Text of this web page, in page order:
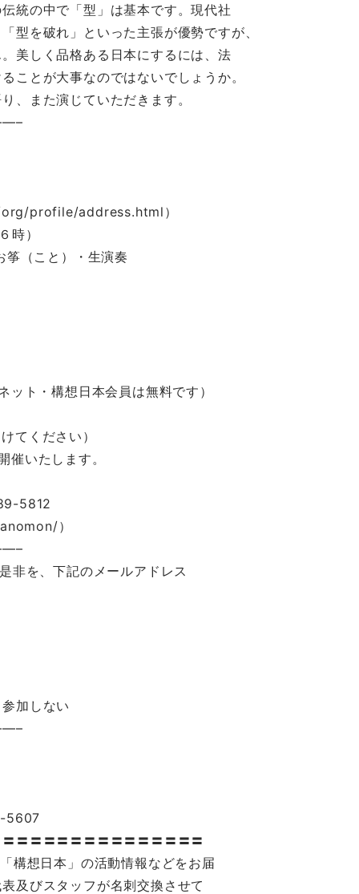
統の中で「型」は基本です。現代社
型を破れ」といった主張が優勢ですが、
美しく品格ある日本にするには、法
ことが大事なのではないでしょうか。
、また演じていただきます。
profile/address.html）
）
（こと）・生演奏
ト・構想日本会員は無料です）
てください）
催いたします。
5812
）
非を、下記のメールアドレス
ない
5607
〓〓〓〓〓〓〓〓〓〓〓〓〓〓
構想日本」の活動情報などをお届
及びスタッフが名刺交換させて